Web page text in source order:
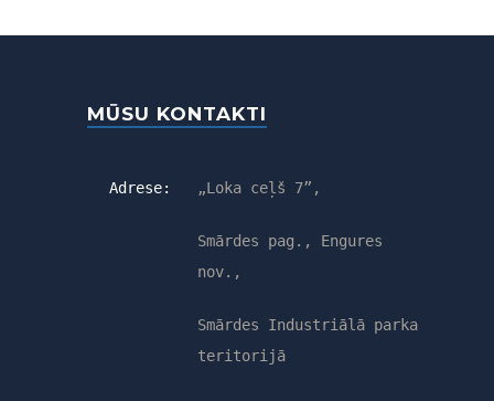
MŪSU KONTAKTI
Adrese: „Loka ceļš 7”,
Smārdes pag., Engures
nov.,
Smārdes Industriālā parka
teritorijā